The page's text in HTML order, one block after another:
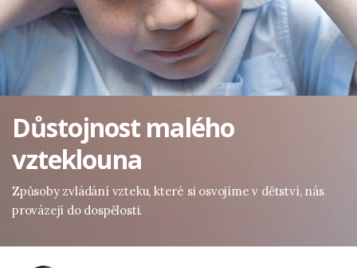
Důstojnost malého
vzteklouna
Způsoby zvládání vzteku, které si osvojíme v dětství, nás
provázejí do dospělosti.